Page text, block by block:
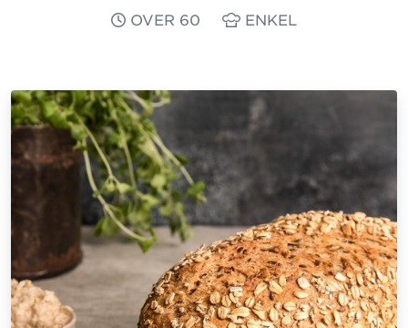
OVER 60 ENKEL